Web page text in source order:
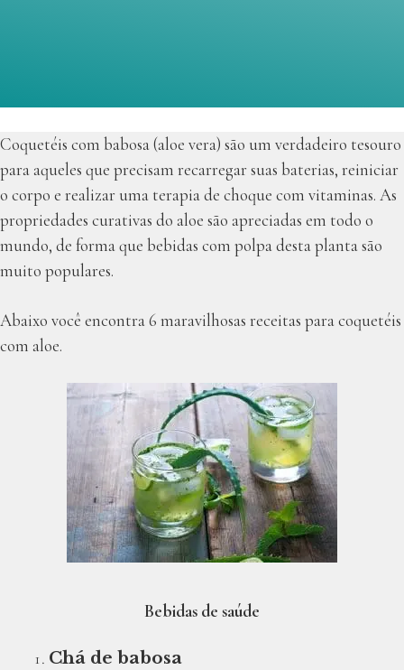
Coquetéis com babosa (aloe vera) são um verdadeiro tesouro
para aqueles que precisam recarregar suas baterias, reiniciar
o corpo e realizar uma terapia de choque com vitaminas. As
propriedades curativas do aloe são apreciadas em todo o
mundo, de forma que bebidas com polpa desta planta são
muito populares.
Abaixo você encontra 6 maravilhosas receitas para coquetéis
com aloe.
Bebidas de saúde
Chá de babosa